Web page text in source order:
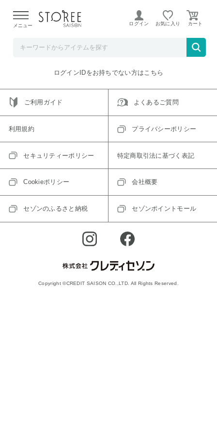
よる配送遅延が発生しております。
メニュー ログイン お気に入り
ご指定のアイテムは取り扱い終了、またはただいま取り扱い
トップへ戻る
ログインIDをお持ちでない方はこちら
ご利用ガイド よくあるご質問
利用規約 プライバシーポリシー
セキュリティーポリシー 特定商取引法に基づく表記
Cookieポリシー 会社概要
セゾンのふるさと納税 セゾンポイントモール
Copyright ©CREDIT SAISON CO.,LTD. All Rights Reserved.